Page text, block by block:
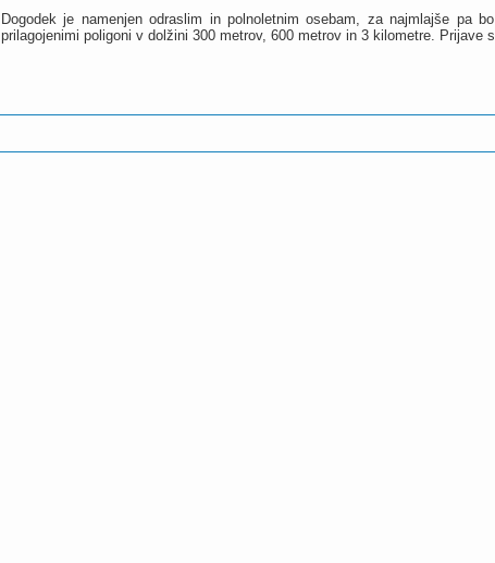
Dogodek je namenjen odraslim in polnoletnim osebam, za najmlajše pa
prilagojenimi poligoni v dolžini 300 metrov, 600 metrov in 3 kilometre. Prijave